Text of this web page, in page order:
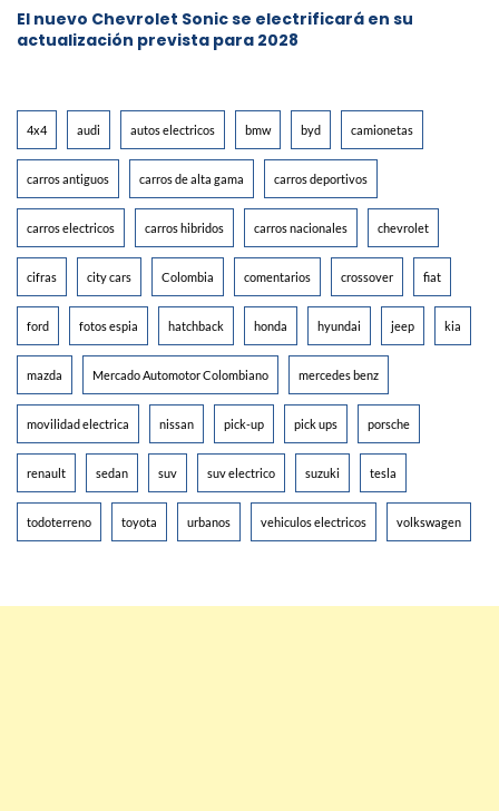
El nuevo Chevrolet Sonic se electrificará en su
actualización prevista para 2028
4x4 audi autos electricos bmw byd camionetas
carros antiguos carros de alta gama carros deportivos
carros electricos carros hibridos carros nacionales chevrolet
cifras city cars Colombia comentarios crossover fiat
ford fotos espia hatchback honda hyundai jeep kia
mazda Mercado Automotor Colombiano mercedes benz
movilidad electrica nissan pick-up pick ups porsche
renault sedan suv suv electrico suzuki tesla
todoterreno toyota urbanos vehiculos electricos volkswagen